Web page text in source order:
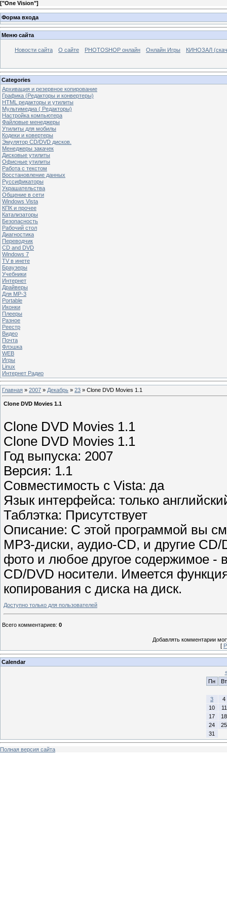
["One Vision"]
Форма входа
Меню сайта
Новости сайта О сайте PHOTOSHOP онлайн Онлайн Игры КИНОЗАЛ
Categories
Архивация и резервное копирование
Графика (Редакторы и конвертеры)
HTML редакторы и утилиты
Мультимедиа ( Редакторы)
Настройка компьютера
Файловые менеджеры
Утилиты для мобилы
Кодеки и ковертеры
Эмулятор CD/DVD дисков.
Менеджеры закачек
Дисковые утилиты
Офисные утилиты
Работа с текстом
Восстановление данных
Руссификаторы
Украшательства
Общение в сети
Windows Vista
КПК и прочее
Катализаторы
Безопасность
Рабочий стол
Диагностика
Переводчик
CD and DVD
Windows 7
TV в инете
Браузеры
Учебники
Интернет
Драйверы
Для MP-3
Portable
Иконки
Плееры
Разное
Реестр
Видео
Почта
Флэшка
WEB
Игры
Linux
Интернет Радио
Главная » 2007 » Декабрь » 23 » Clone DVD Movies 1.1
Clone DVD Movies 1.1
Clone DVD Movies 1.1
Clone DVD Movies 1.1
Год выпуска: 2007
Версия: 1.1
Совместимость с Vista: да
Язык интерфейса: только
Таблэтка: Присутствует
Описание: С этой программой вы
MP3-диски, аудио-CD, и другие
фото и любое другое содержимое -
CD/DVD носители. Имеется
копирования с диска на диск.
Доступно только для пользователей
Всего комментариев: 0
Добавлять комментарии
[
Calendar
Пн
Вт
3
4
10
11
17
18
24
25
31
Полная версия сайта